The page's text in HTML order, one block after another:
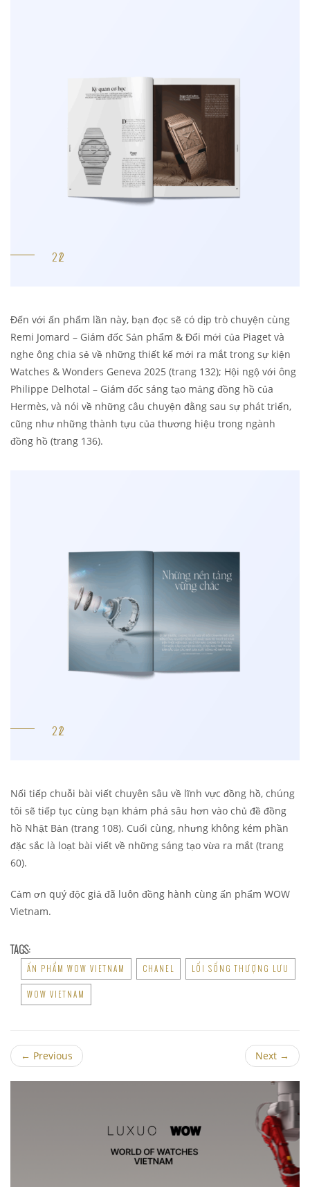
Đến với ấn phẩm lần này, bạn đọc sẽ có dịp trò chuyện cùng
Remi Jomard – Giám đốc Sản phẩm & Đổi mới của Piaget và
nghe ông chia sẻ về những thiết kế mới ra mắt trong sự kiện
Watches & Wonders Geneva 2025 (trang 132); Hội ngộ với ông
Philippe Delhotal – Giám đốc sáng tạo mảng đồng hồ của
Hermès, và nói về những câu chuyện đằng sau sự phát triển,
cũng như những thành tựu của thương hiệu trong ngành
đồng hồ (trang 136).
Nối tiếp chuỗi bài viết chuyên sâu về lĩnh vực đồng hồ, chúng
tôi sẽ tiếp tục cùng bạn khám phá sâu hơn vào chủ đề đồng
hồ Nhật Bản (trang 108). Cuối cùng, nhưng không kém phần
đặc sắc là loạt bài viết về những sáng tạo vừa ra mắt (trang
60).
Cảm ơn quý độc giả đã luôn đồng hành cùng ấn phẩm WOW
Vietnam.
TAGS:
ẤN PHẨM WOW VIETNAM CHANEL LỐI SỐNG THƯỢNG LƯU
WOW VIETNAM
← Previous Next →